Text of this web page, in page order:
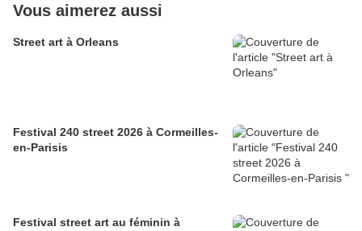
Vous aimerez aussi
Street art à Orleans
Festival 240 street 2026 à Cormeilles-
en-Parisis
Festival street art au féminin à